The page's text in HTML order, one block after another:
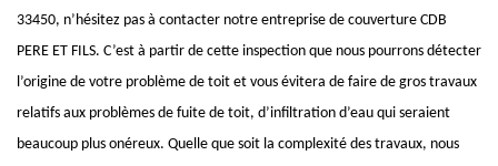
33450, n’hésitez pas à contacter notre entreprise de couverture CDB
PERE ET FILS. C’est à partir de cette inspection que nous pourrons détecter
l’origine de votre problème de toit et vous évitera de faire de gros travaux
relatifs aux problèmes de fuite de toit, d’infiltration d’eau qui seraient
beaucoup plus onéreux. Quelle que soit la complexité des travaux, nous